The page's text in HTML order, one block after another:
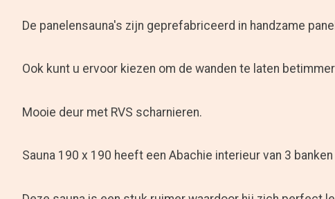
De panelensauna's zijn geprefabriceerd in handzame
Ook kunt u ervoor kiezen om de wanden te laten
Mooie deur met RVS scharnieren.
Sauna 190 x 190 heeft een Abachie interieur van 3